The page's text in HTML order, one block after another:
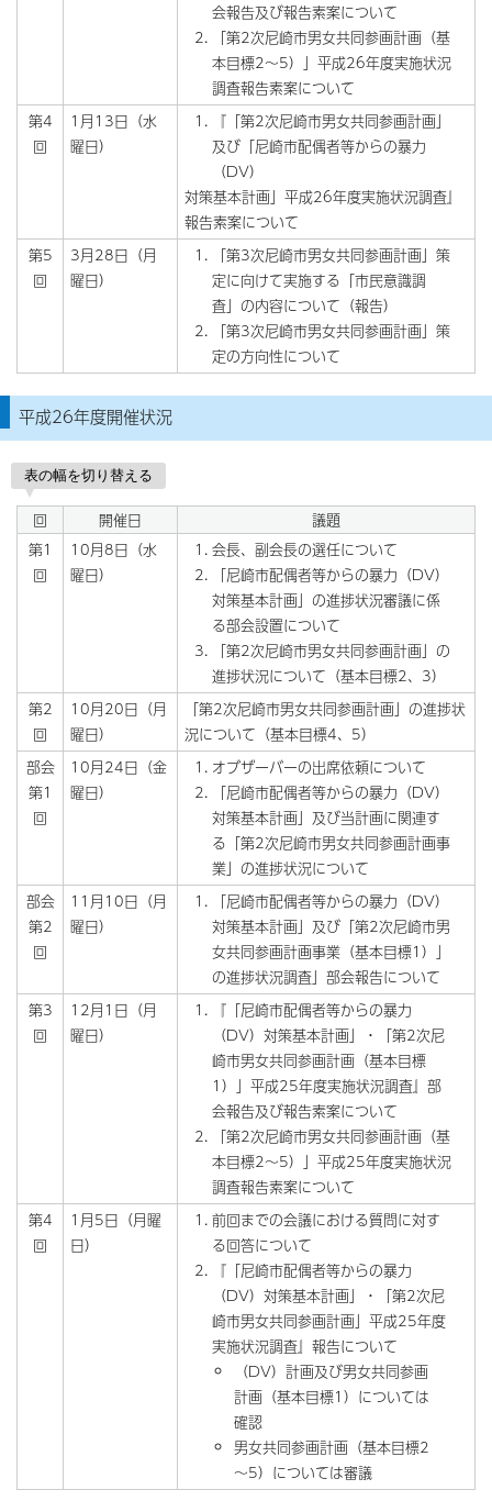
会報告及び報告素案について
「第2次尼崎市男女共同参画計画（基
本目標2～5）」平成26年度実施状況
調査報告素案について
第4
回
1月13日（水
曜日）
『「第2次尼崎市男女共同参画計画」
及び「尼崎市配偶者等からの暴力
（DV）
対策基本計画」平成26年度実施状況調査』
報告素案について
第5
回
3月28日（月
曜日）
「第3次尼崎市男女共同参画計画」策
定に向けて実施する「市民意識調
査」の内容について（報告）
「第3次尼崎市男女共同参画計画」策
定の方向性について
平成26年度開催状況
表の幅を切り替える
回 開催日
議題
第1
回
10月8日（水
曜日）
会長、副会長の選任について
「尼崎市配偶者等からの暴力（DV）
対策基本計画」の進捗状況審議に係
る部会設置について
「第2次尼崎市男女共同参画計画」の
進捗状況について（基本目標2、3）
第2
回
10月20日（月
曜日）
「第2次尼崎市男女共同参画計画」の進捗状
況について（基本目標4、5）
部会
第1
回
10月24日（金
曜日）
オブザーバーの出席依頼について
「尼崎市配偶者等からの暴力（DV）
対策基本計画」及び当計画に関連す
る「第2次尼崎市男女共同参画計画事
業」の進捗状況について
部会
第2
回
11月10日（月
曜日）
「尼崎市配偶者等からの暴力（DV）
対策基本計画」及び「第2次尼崎市男
女共同参画計画事業（基本目標1）」
の進捗状況調査」部会報告について
第3
回
12月1日（月
曜日）
『「尼崎市配偶者等からの暴力
（DV）対策基本計画」・「第2次尼
崎市男女共同参画計画（基本目標
1）」平成25年度実施状況調査』部
会報告及び報告素案について
「第2次尼崎市男女共同参画計画（基
本目標2～5）」平成25年度実施状況
調査報告素案について
第4
回
1月5日（月曜
日）
前回までの会議における質問に対す
る回答について
『「尼崎市配偶者等からの暴力
（DV）対策基本計画」・「第2次尼
崎市男女共同参画計画」平成25年度
実施状況調査』報告について
（DV）計画及び男女共同参画
計画（基本目標1）については
確認
男女共同参画計画（基本目標2
～5）については審議